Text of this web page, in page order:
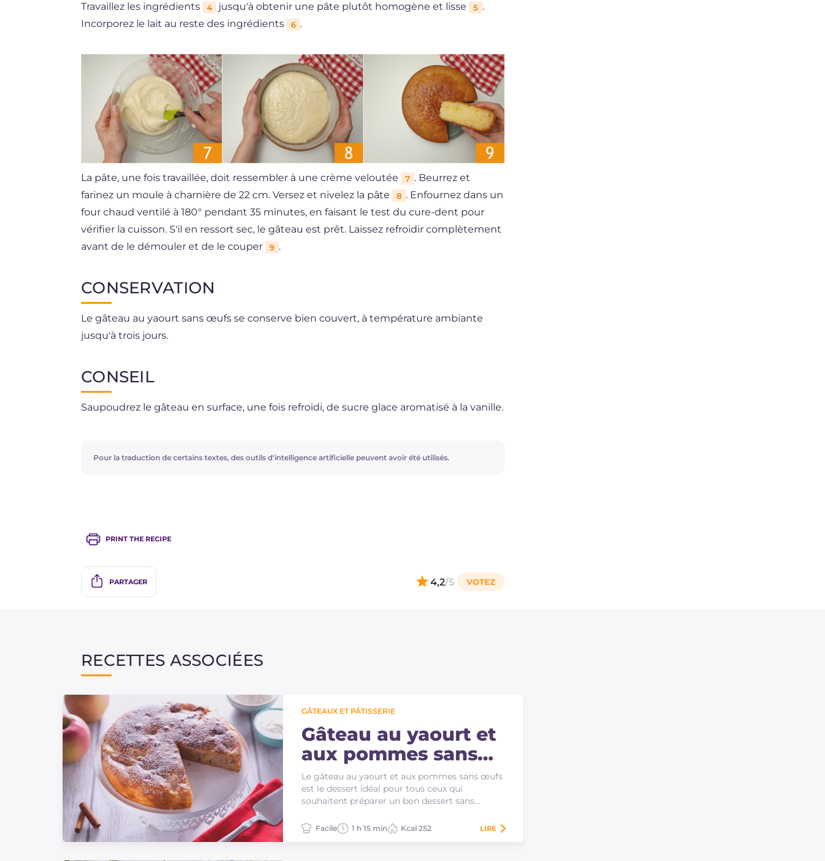
Travaillez les ingrédients 4 jusqu'à obtenir une pâte plutôt homogène et lisse 5 .
Incorporez le lait au reste des ingrédients
6 .
La pâte, une fois travaillée, doit ressembler à une crème veloutée 7 . Beurrez et
farinez un moule à charnière de 22 cm. Versez et nivelez la pâte
8 . Enfournez dans un
four chaud ventilé à 180° pendant 35 minutes, en faisant le test du cure-dent pour
vérifier la cuisson. S'il en ressort sec, le gâteau est prêt. Laissez refroidir complètement
avant de le démouler et de le couper
9 .
CONSERVATION
Le gâteau au yaourt sans œufs se conserve bien couvert, à température ambiante
jusqu'à trois jours.
CONSEIL
Saupoudrez le gâteau en surface, une fois refroidi, de sucre glace aromatisé à la vanille.
Pour la traduction de certains textes, des outils d'intelligence artificielle peuvent avoir été utilisés.
PRINT THE RECIPE
PARTAGER 4,2/5
RECETTES ASSOCIÉES
GÂTEAUX ET PÂTISSERIE
Gâteau au yaourt et
aux pommes sans
œufs
Le gâteau au yaourt et aux pommes sans œufs
est le dessert idéal pour tous ceux qui
souhaitent préparer un bon dessert sans
Facile 1 h 15 min Kcal 252 LIRE